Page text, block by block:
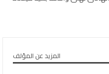
المزيد عن المؤلف